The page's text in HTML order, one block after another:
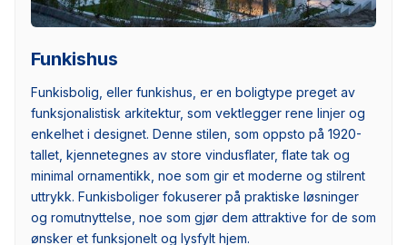
Funkishus
Funkisbolig, eller funkishus, er en boligtype preget av
funksjonalistisk arkitektur, som vektlegger rene linjer og
enkelhet i designet. Denne stilen, som oppsto på 1920-
tallet, kjennetegnes av store vindusflater, flate tak og
minimal ornamentikk, noe som gir et moderne og stilrent
uttrykk. Funkisboliger fokuserer på praktiske løsninger
og romutnyttelse, noe som gjør dem attraktive for de som
ønsker et funksjonelt og lysfylt hjem.